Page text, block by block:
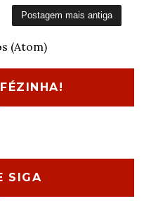
Postagem mais antiga
(Atom)
SIGA